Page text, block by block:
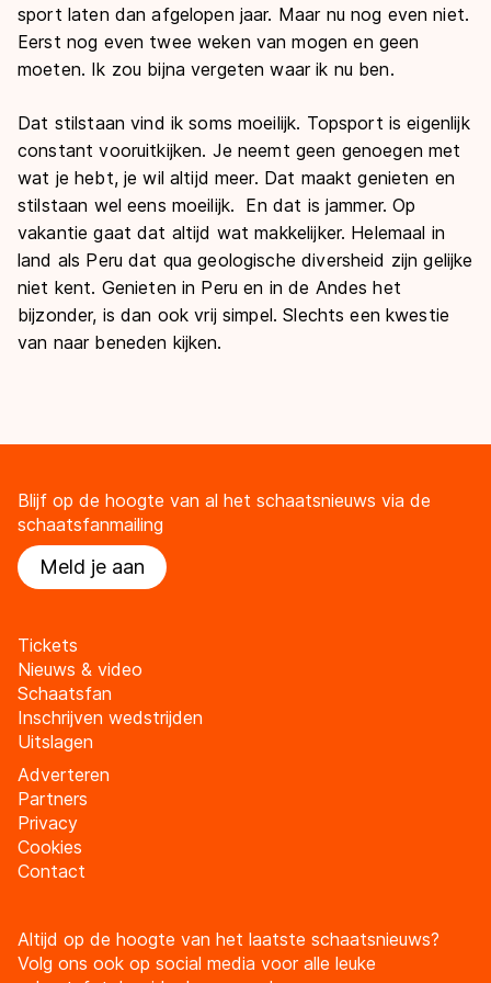
sport laten dan afgelopen jaar. Maar nu nog even niet.
Eerst nog even twee weken van mogen en geen
moeten. Ik zou bijna vergeten waar ik nu ben.
Dat stilstaan vind ik soms moeilijk. Topsport is eigenlijk
constant vooruitkijken. Je neemt geen genoegen met
wat je hebt, je wil altijd meer. Dat maakt genieten en
stilstaan wel eens moeilijk. En dat is jammer. Op
vakantie gaat dat altijd wat makkelijker. Helemaal in
land als Peru dat qua geologische diversheid zijn gelijke
niet kent. Genieten in Peru en in de Andes het
bijzonder, is dan ook vrij simpel. Slechts een kwestie
van naar beneden kijken.
Blijf op de hoogte van al het schaatsnieuws via de
schaatsfanmailing
Meld je aan
Tickets
Nieuws & video
Schaatsfan
Inschrijven wedstrijden
Uitslagen
Adverteren
Partners
Privacy
Cookies
Contact
Altijd op de hoogte van het laatste schaatsnieuws?
Volg ons ook op social media voor alle leuke